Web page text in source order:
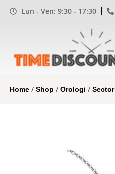
Lun - Ven: 9:30 - 17:30
Home /Shop /Orologi /Sector